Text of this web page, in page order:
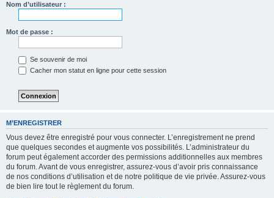
Nom d’utilisateur :
Mot de passe :
Se souvenir de moi
Cacher mon statut en ligne pour cette session
M’ENREGISTRER
Vous devez être enregistré pour vous connecter. L’enregistrement ne prend
que quelques secondes et augmente vos possibilités. L’administrateur du
forum peut également accorder des permissions additionnelles aux membres
du forum. Avant de vous enregistrer, assurez-vous d’avoir pris connaissance
de nos conditions d’utilisation et de notre politique de vie privée. Assurez-vous
de bien lire tout le règlement du forum.